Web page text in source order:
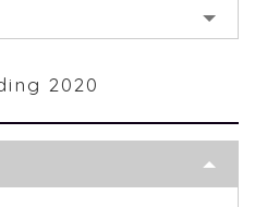
2020